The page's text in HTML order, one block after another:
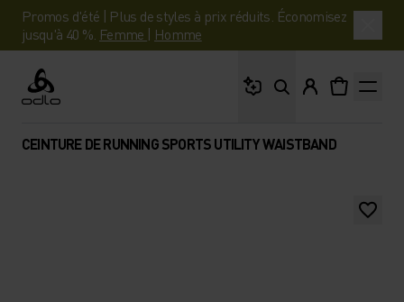
Promos d'été | Plus de styles à prix réduits. Économisez
jusqu'à 40 %. Femme | Homme
Odlo
CEINTURE DE RUNNING SPORTS UTILITY WAISTBAND